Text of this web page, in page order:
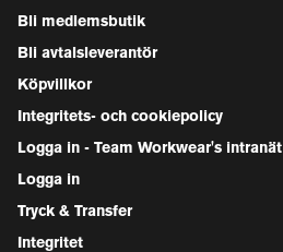
Bli medlemsbutik
Bli avtalsleverantör
Köpvillkor
Integritets- och cookiepolicy
Logga in - Team Workwear's intranät
Logga in
Tryck & Transfer
Integritet